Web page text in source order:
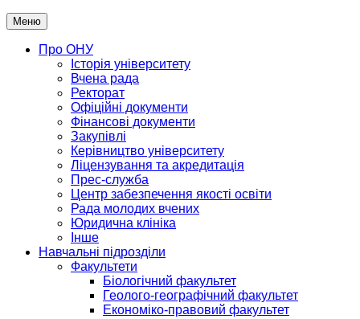
Меню
Про ОНУ
Історія університету
Вчена рада
Ректорат
Офіційні документи
Фінансові документи
Закупівлі
Керівництво університету
Ліцензування та акредитація
Прес-служба
Центр забезпечення якості освіти
Рада молодих вчених
Юридична клініка
Інше
Навчальні підрозділи
Факультети
Біологічний факультет
Геолого-географічний факультет
Економіко-правовий факультет